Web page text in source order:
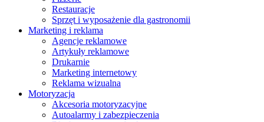
Restauracje
Sprzęt i wyposażenie dla gastronomii
Marketing i reklama
Agencje reklamowe
Artykuły reklamowe
Drukarnie
Marketing internetowy
Reklama wizualna
Motoryzacja
Akcesoria motoryzacyjne
Autoalarmy i zabezpieczenia